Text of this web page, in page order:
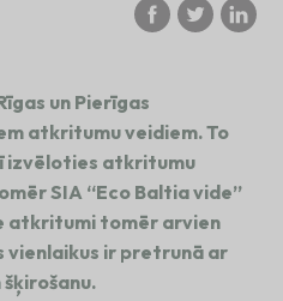
un Pierīgas
atkritumu veidiem. To
izvēloties atkritumu
SIA “Eco Baltia vide”
atkritumi tomēr arvien
ir pretrunā ar